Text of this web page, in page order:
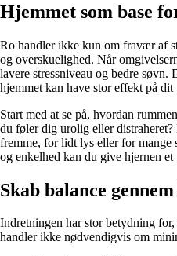
Hjemmet som base
Ro handler ikke kun om fravær af
og overskuelighed. Når
lavere stressniveau og bedre søvn.
hjemmet kan have stor effekt på dit
Start med at se på, hvordan
du føler dig urolig eller
fremme, for lidt lys eller for mange
og enkelhed kan du give hjernen et
Skab balance
Indretningen har stor betydning
handler ikke nødvendigvis om